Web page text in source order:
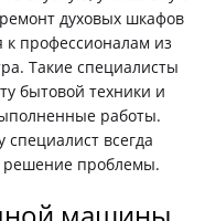
духовых шкафов
к профессионалам из
Такие специалисты
бытовой техники и
работы.
всегда
решение проблемы.